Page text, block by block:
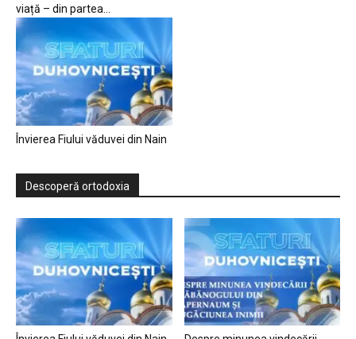
viață – din partea...
Învierea Fiului văduvei din Nain
Descoperă ortodoxia